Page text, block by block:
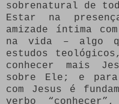
sobrenatural de
Estar na
amizade íntima
na vida – algo
estudos
conhecer mais
sobre Ele; e
com Jesus é
verbo